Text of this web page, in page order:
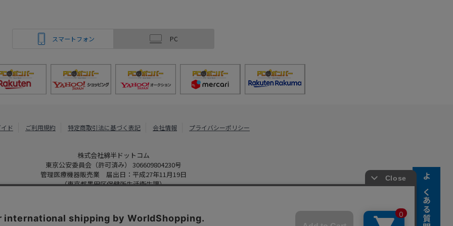
よくある質問
スマートフォン PC
ド ご利用規約 特定商取引法に基づく表記 会社情報 プライバシーポリシー
株式会社綿半ドットコム
東京公安委員会（許可済み） 306609804230号
管理医療機器販売業 届出日：平成27年11月19日
（東京都墨田区保健所生活衛生課）
Copyright 2022Watahan.com Co., Ltd. Powered by Watahan Partners Co., Ltd.